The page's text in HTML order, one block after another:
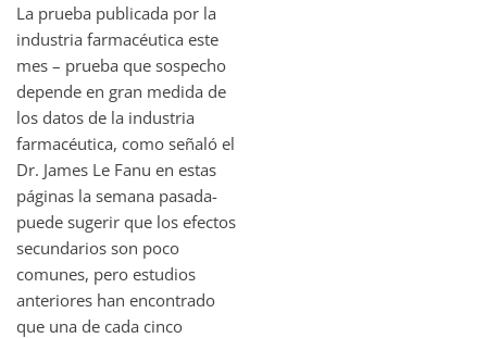
La prueba publicada por la
industria farmacéutica este
mes – prueba que sospecho
depende en gran medida de
los datos de la industria
farmacéutica, como señaló el
Dr. James Le Fanu en estas
páginas la semana pasada-
puede sugerir que los efectos
secundarios son poco
comunes, pero estudios
anteriores han encontrado
que una de cada cinco